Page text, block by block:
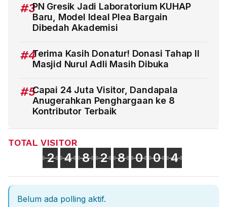
#3PN Gresik Jadi Laboratorium KUHAP
Baru, Model Ideal Plea Bargain
Dibedah Akademisi
#4Terima Kasih Donatur! Donasi Tahap II
Masjid Nurul Adli Masih Dibuka
#5Capai 24 Juta Visitor, Dandapala
Anugerahkan Penghargaan ke 8
Kontributor Terbaik
TOTAL VISITOR
2 4 8 2 8 0 0 4
Belum ada polling aktif.